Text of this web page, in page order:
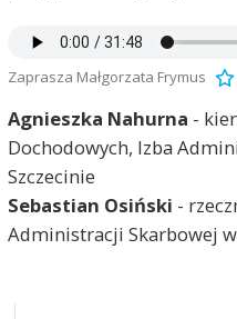
Zaprasza Małgorzata Frymus
Agnieszka Nahurna -
Dochodowych, Izba
Szczecinie
Sebastian Osiński -
Administracji Skarbowej